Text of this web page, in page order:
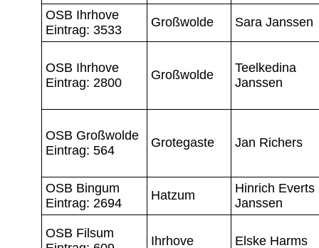
OSB Ihrhove
Eintrag: 3533
Großwolde Sara Janssen
OSB Ihrhove
Eintrag: 2800
Großwolde
Teelkedina
Janssen
OSB Großwolde
Eintrag: 564
Grotegaste Jan Richers
OSB Bingum
Eintrag: 2694
Hatzum
Hinrich Everts
Janssen
OSB Filsum
Ihrhove Elske Harms